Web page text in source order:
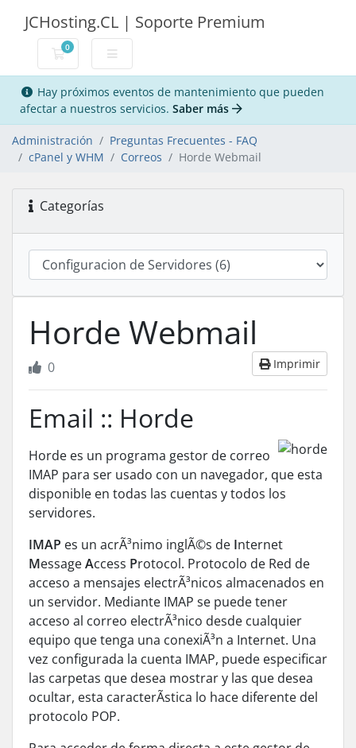
JCHosting.CL | Soporte Premium
0
Carro de Pedidos
Hay próximos eventos de mantenimiento que pueden
afectar a nuestros servicios. Saber más
Administración
Preguntas Frecuentes - FAQ
cPanel y WHM
Correos Horde Webmail
Categorías
Horde Webmail
Imprimir
0
Email :: Horde
Horde es un programa gestor de correo
IMAP para ser usado con un navegador, que esta
disponible en todas las cuentas y todos los
servidores.
IMAP es un acrÃ³nimo inglÃ©s de Internet
MessageAccess Protocol. Protocolo de Red de
acceso a mensajes electrÃ³nicos almacenados en
un servidor. Mediante IMAP se puede tener
acceso al correo electrÃ³nico desde cualquier
equipo que tenga una conexiÃ³n a Internet. Una
vez configurada la cuenta IMAP, puede especificar
las carpetas que desea mostrar y las que desea
ocultar, esta caracterÃ­stica lo hace diferente del
protocolo POP.